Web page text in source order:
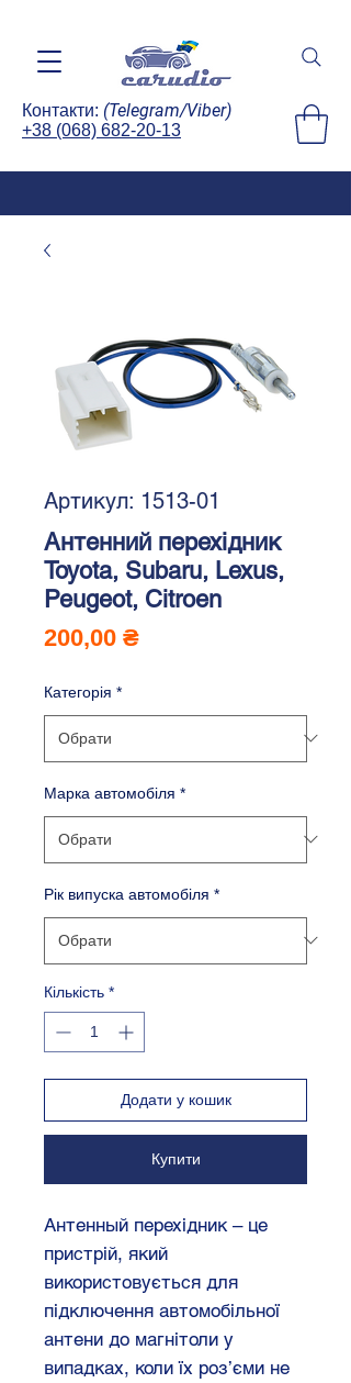
Контакти: (Telegram/Viber)
+38 (068) 682-20-13
Артикул: 1513-01
Антенний перехідник
Toyota, Subaru, Lexus,
Peugeot, Citroen
200,00 ₴Ціна
Категорія *
Марка автомобіля *
Рік випуска автомобіля *
Кількість *
Додати у кошик
Купити
Антенный перехідник – це
пристрій, який
використовується для
підключення автомобільної
антени до магнітоли у
випадках, коли їх роз’єми не